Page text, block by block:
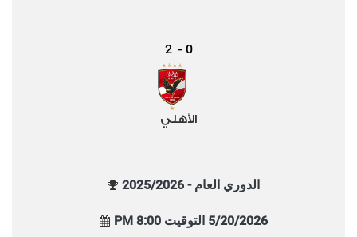
0
-
2
الأهلي
الدوري العام - 2025/2026
5/20/2026 التوقيت 8:00 PM